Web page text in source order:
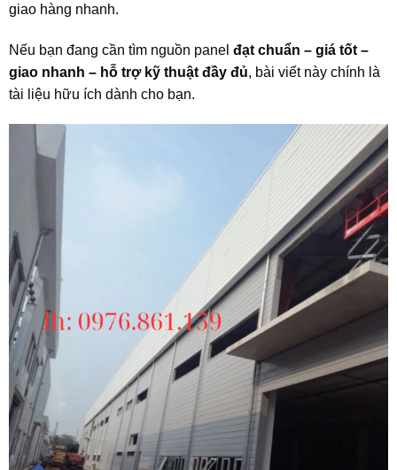
giao hàng nhanh.
Nếu bạn đang cần tìm nguồn panel đạt chuẩn – giá tốt –
giao nhanh – hỗ trợ kỹ thuật đầy đủ, bài viết này chính là
tài liệu hữu ích dành cho bạn.